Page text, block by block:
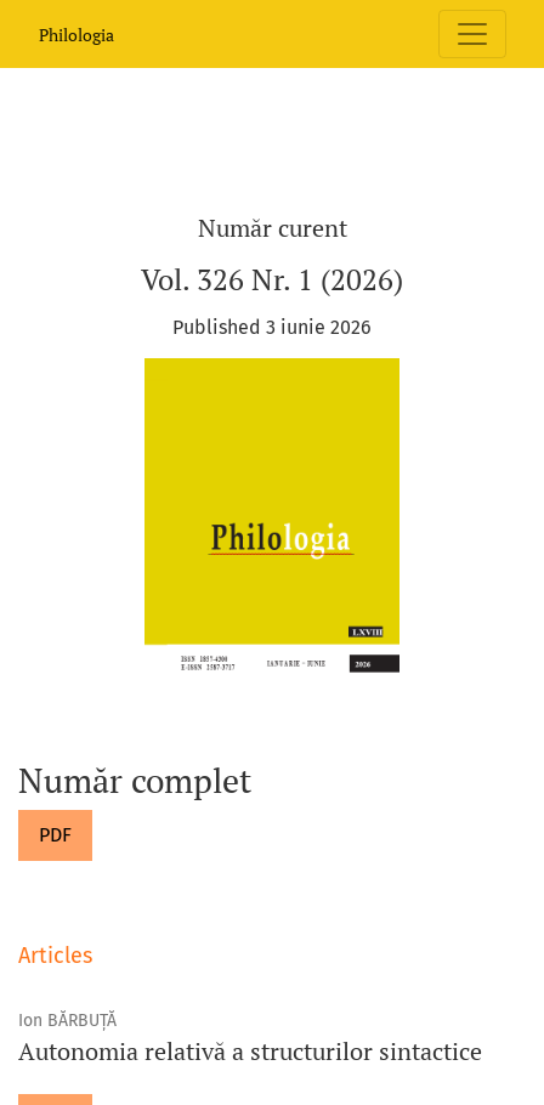
Philologia
Număr curent
Vol. 326 Nr. 1 (2026)
Published 3 iunie 2026
Număr complet
PDF
Articles
Ion BĂRBUȚĂ
Autonomia relativă a structurilor sintactice